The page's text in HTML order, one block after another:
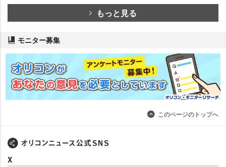
もっと見る
モニター募集
このページのトップへ
X